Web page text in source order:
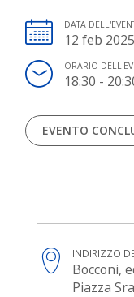
DATA
12 feb 2025
ORARIO
18:30 -
EVENTO
INDIRIZZO
Bocconi,
Piazza